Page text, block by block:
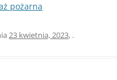
pożarna
23 kwietnia, 2023, .